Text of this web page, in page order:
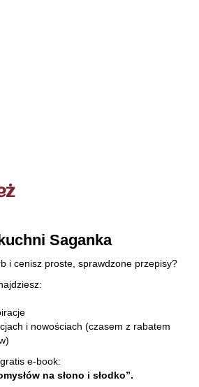
Saganka
i cenisz proste, sprawdzone przepisy?
i nowościach (czasem z rabatem
e-book:
na słono i słodko”.